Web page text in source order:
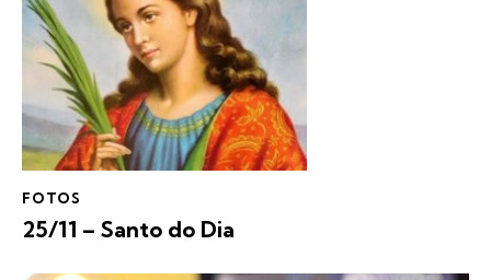
FOTOS
25/11 – Santo do Dia